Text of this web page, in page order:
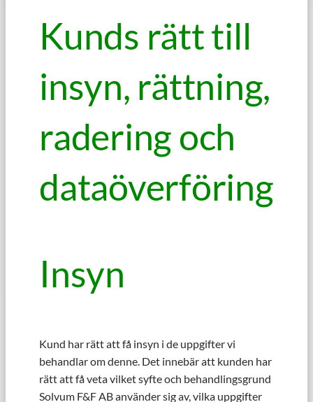
Kunds rätt till
insyn, rättning,
radering och
dataöverföring
Insyn
Kund har rätt att få insyn i de uppgifter vi
behandlar om denne. Det innebär att kunden har
rätt att få veta vilket syfte och behandlingsgrund
Solvum F&F AB använder sig av, vilka uppgifter